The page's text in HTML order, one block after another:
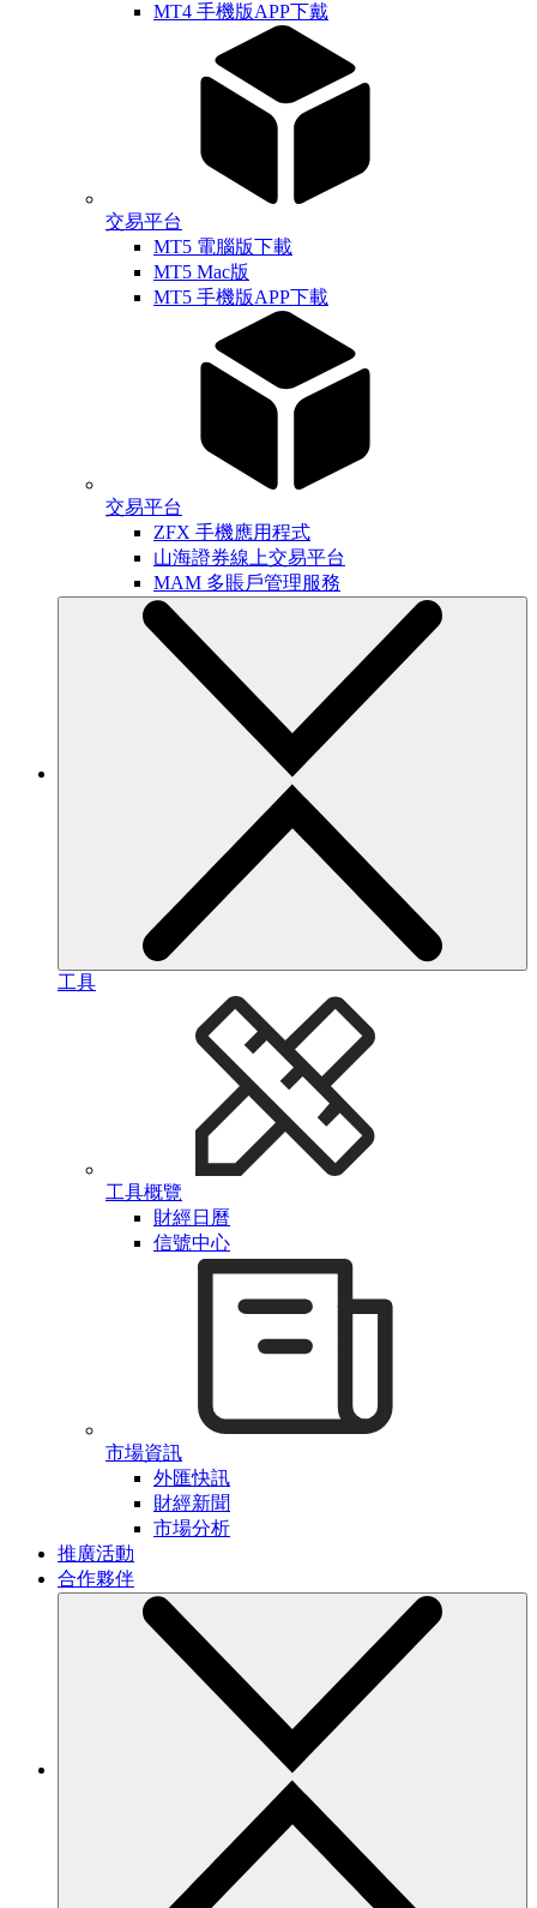
MT4 手機版APP下戴
交易平台
MT5 電腦版下載
MT5 Mac版
MT5 手機版APP下載
交易平台
ZFX 手機應用程式
山海證券線上交易平台
MAM 多賬戶管理服務
工具
工具概覽
財經日曆
信號中心
市場資訊
外匯快訊
財經新聞
市場分析
推廣活動
合作夥伴